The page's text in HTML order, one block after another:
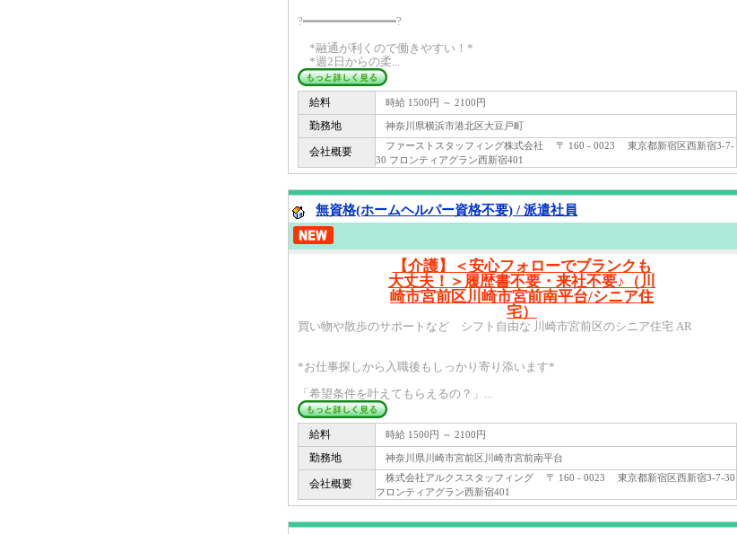
?━━━━━━━━━━━━━?
*融通が利くので働きやすい！*
*週2日からの柔...
給料 時給 1500円 ～ 2100円
勤務地 神奈川県横浜市港北区大豆戸町
会社概要
ファーストスタッフィング株式会社 〒 160 - 0023 東京都新宿区西新宿3-7-
30 フロンティアグラン西新宿401
無資格(ホームヘルパー資格不要) / 派遣社員
【介護】＜安心フォローでブランクも
大丈夫！＞履歴書不要・来社不要♪（川
崎市宮前区川崎市宮前南平台/シニア住
宅）
買い物や散歩のサポートなど シフト自由な 川崎市宮前区のシニア住宅 AR
*お仕事探しから入職後もしっかり寄り添います*
「希望条件を叶えてもらえるの？」...
給料 時給 1500円 ～ 2100円
勤務地 神奈川県川崎市宮前区川崎市宮前南平台
会社概要
株式会社アルクススタッフィング 〒 160 - 0023 東京都新宿区西新宿3-7-30
フロンティアグラン西新宿401